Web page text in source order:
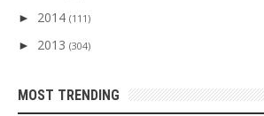
► 2014 (111)
► 2013 (304)
MOST TRENDING